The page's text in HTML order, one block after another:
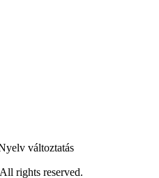
változtatás
rights reserved.